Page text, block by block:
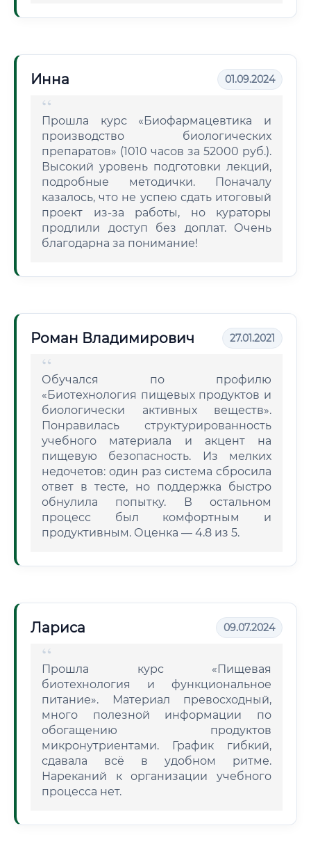
Инна 01.09.2024
Прошла курс «Биофармацевтика и
производство биологических
препаратов» (1010 часов за 52000 руб.).
Высокий уровень подготовки лекций,
подробные методички. Поначалу
казалось, что не успею сдать итоговый
проект из-за работы, но кураторы
продлили доступ без доплат. Очень
благодарна за понимание!
Роман Владимирович 27.01.2021
Обучался по профилю
«Биотехнология пищевых продуктов и
биологически активных веществ».
Понравилась структурированность
учебного материала и акцент на
пищевую безопасность. Из мелких
недочетов: один раз система сбросила
ответ в тесте, но поддержка быстро
обнулила попытку. В остальном
процесс был комфортным и
продуктивным. Оценка — 4.8 из 5.
Лариса 09.07.2024
Прошла курс «Пищевая
биотехнология и функциональное
питание». Материал превосходный,
много полезной информации по
обогащению продуктов
микронутриентами. График гибкий,
сдавала всё в удобном ритме.
Нареканий к организации учебного
процесса нет.